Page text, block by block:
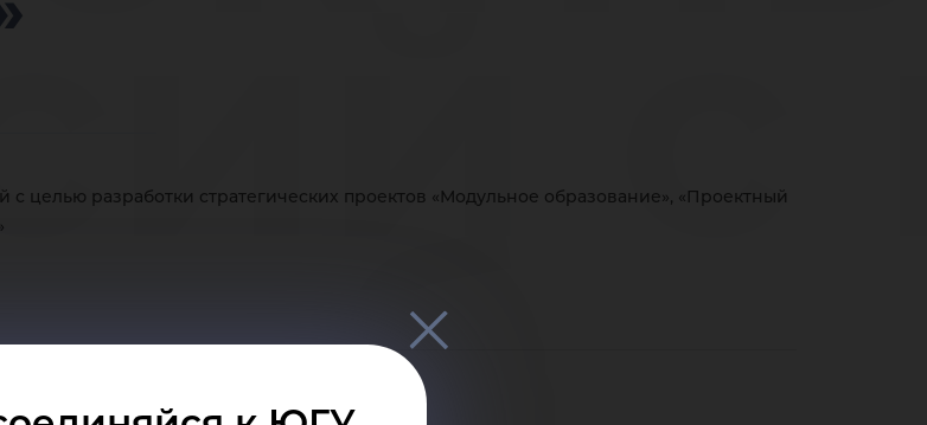
с целью разработки стратегических проектов «Модульное образование», «Проектный